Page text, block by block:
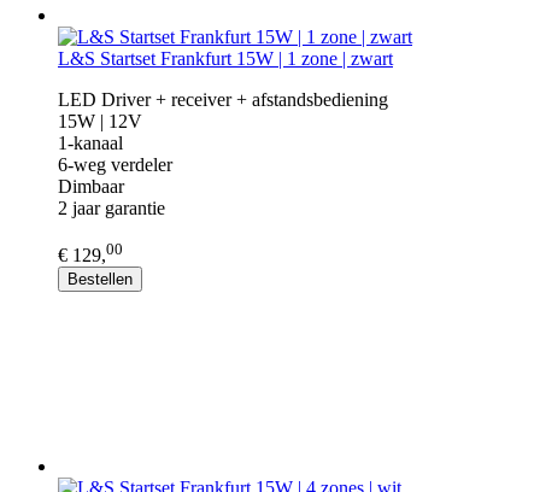
L&S Startset Frankfurt 15W | 1 zone | zwart
LED Driver + receiver + afstandsbediening
15W | 12V
1-kanaal
6-weg verdeler
Dimbaar
2 jaar garantie
€ 129,00
Bestellen